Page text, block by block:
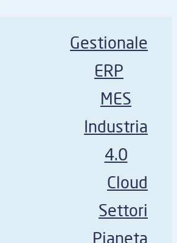
Gestionale
ERP
MES
Industria
4.0
Cloud
Settori
Pianeta